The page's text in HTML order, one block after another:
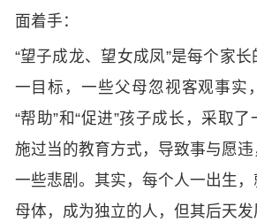
面着手：
“望子成龙、望女成凤”是每个家
一目标，一些父母忽视客观事实
“帮助”和“促进”孩子成长，采取
施过当的教育方式，导致事与愿
一些悲剧。其实，每个人一出生
母体，成为独立的人，但其后天